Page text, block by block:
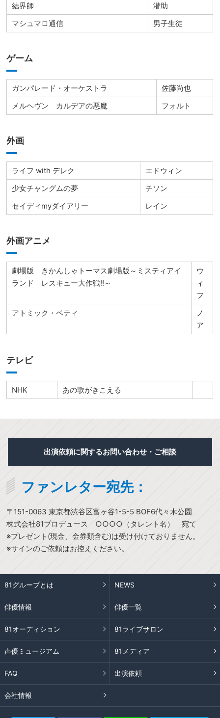
結界師
潜助
マシュマロ通信
男子生徒
ゲーム
ガンパレード・オーケストラ
佐藤尚也
メルヘヴン カルデアの悪魔
フォルト
外画
ライフ with デレク
エドウィン
少女チャングムの夢
チソン
セイディmyダイアリー
レイン
外画アニメ
劇場版 きかんしゃトーマス劇場版～ミスティアイ
ランド レスキュー大作戦!!～
ウ
ィ
フ
アトミック・ベティ
ノ
ア
テレビ
NHK あの歌がきこえる
出演依頼に関するお問い合わせ・ご相談
ファンレター宛先：
〒151-0063 東京都渋谷区富ヶ谷1-5-5 BOF6代々木公園
株式会社81プロデュース ○○○○（タレント名） 宛て
※プレゼント(現金、金券類含む)は受け付けておりません。
※サインのご依頼はお控えください。
81グループとは NEWS
俳優情報 俳優一覧
81オーディション 81ライブサロン
声優ミュージアム 81メディア
FAQ 出演依頼
会社情報